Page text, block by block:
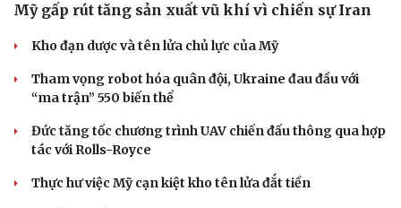
Mỹ gấp rút tăng sản xuất vũ khí vì chiến sự Iran
Kho đạn dược và tên lửa chủ lực của Mỹ
Tham vọng robot hóa quân đội, Ukraine đau đầu với
“ma trận” 550 biến thể
Đức tăng tốc chương trình UAV chiến đấu thông qua hợp
tác với Rolls-Royce
Thực hư việc Mỹ cạn kiệt kho tên lửa đắt tiền